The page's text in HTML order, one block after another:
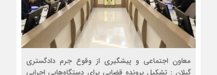
معاون اجتماعی و پیشگیری از وقوع جرم دادگستری